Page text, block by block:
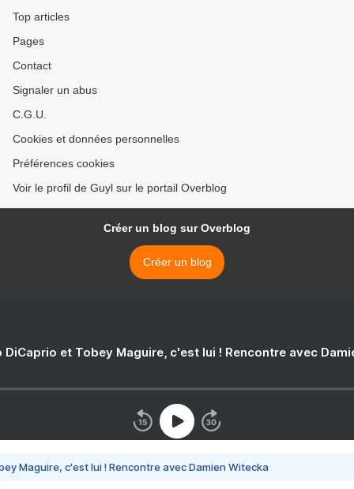
Top articles
Pages
Contact
Signaler un abus
C.G.U.
Cookies et données personnelles
Préférences cookies
Voir le profil de Guyl sur le portail Overblog
Créer un blog sur Overblog
Créer un blog
DiCaprio et Tobey Maguire, c'est lui ! Rencontre avec
Maguire, c'est lui ! Rencontre avec Damien Witecka